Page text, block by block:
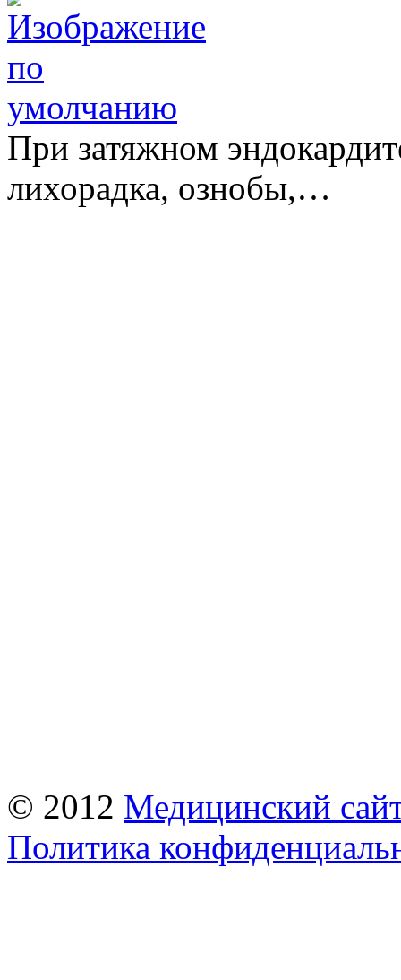
При затяжном
лихорадка, ознобы,…
© 2012 Медицинский сайт
Политика